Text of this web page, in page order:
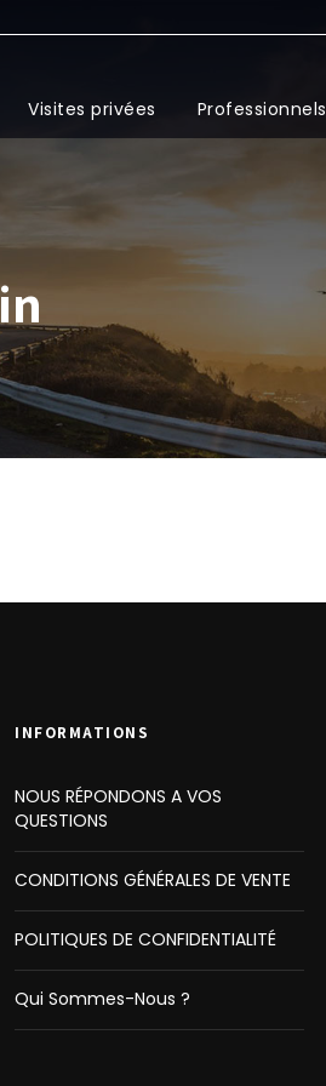
Visites privées Professionnels
INFORMATIONS
NOUS RÉPONDONS A VOS
QUESTIONS
CONDITIONS GÉNÉRALES DE VENTE
POLITIQUES DE CONFIDENTIALITÉ
Qui Sommes-Nous ?